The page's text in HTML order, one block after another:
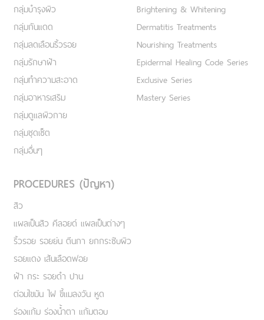
กลุ่มบำรุงผิว
กลุ่มกันแดด
กลุ่มลดเลือนริ้วรอย
กลุ่มรักษาฝ้า
กลุ่มทำความสะอาด
กลุ่มอาหารเสริม
กลุ่มดูแลผิวกาย
กลุ่มชุดเซ็ต
กลุ่มอื่นๆ
Brightening & Whitening
Dermatitis Treatments
Nourishing Treatments
Epidermal Healing Code Series
Exclusive Series
Mastery Series
PROCEDURES (ปัญหา)
สิว
แผลเป็นสิว คีลอยด์ แผลเป็นต่างๆ
ริ้วรอย รอยย่น ตีนกา ยกกระชับผิว
รอยแดง เส้นเลือดฟอย
ฝ้า กระ รอยดำ ปาน
ต่อมไขมัน ไฝ ขี้แมลงวัน หูด
ร่องแก้ม ร่องน้ำตา แก้มตอบ